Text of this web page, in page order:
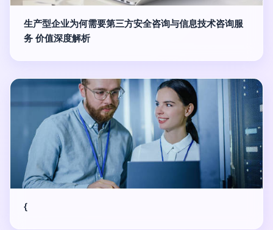
生产型企业为何需要第三方安全咨询与信息技术咨询服
务 价值深度解析
{